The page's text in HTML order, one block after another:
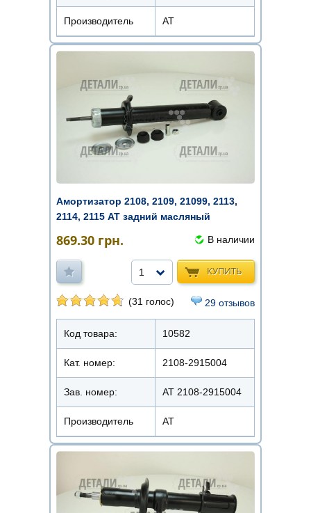
Производитель АТ
Амортизатор 2108, 2109, 21099, 2113,
2114, 2115 AT задний масляный
869.30 грн. В наличии
КУПИТЬ
1
(31 голос) 29 отзывов
Код товара: 10582
Кат. номер: 2108-2915004
Зав. номер: AT 2108-2915004
Производитель АТ